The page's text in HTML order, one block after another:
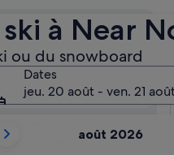
à Near
ou du snowboard
Dates
jeu. 20 août - ven. 21 août
août 2026
Demain
7 août - 8 août
end prochain
14 août - 16 août